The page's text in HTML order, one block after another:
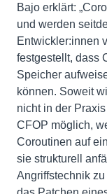
Bajo erklärt:
und werden
Entwickler:innen
festgestellt, dass
Speicher
können. Soweit
nicht in der
CFOP möglich,
Coroutinen auf
sie strukturell
Angriffstechnik